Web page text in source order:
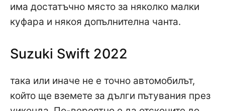
има достатъчно място за няколко малки
куфара и някоя допълнителна чанта.
Suzuki Swift 2022
така или иначе не е точно автомобилът,
който ще вземете за дълги пътувания през